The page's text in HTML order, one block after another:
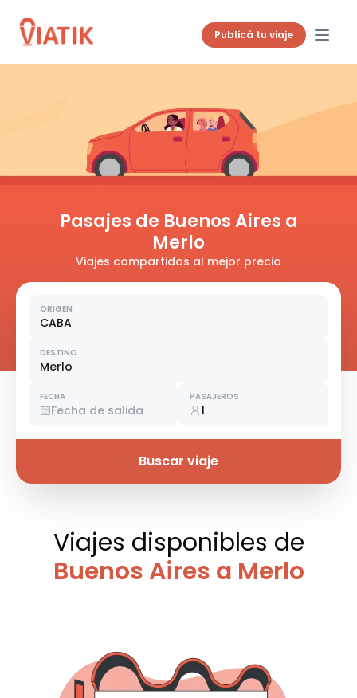
Publicá tu viaje
Pasajes de Buenos Aires a
Merlo
Viajes compartidos al mejor precio
ORIGEN
CABA
DESTINO
Merlo
FECHA
Fecha de salida
PASAJEROS
1
Buscar viaje
Viajes disponibles de
Buenos Aires a Merlo